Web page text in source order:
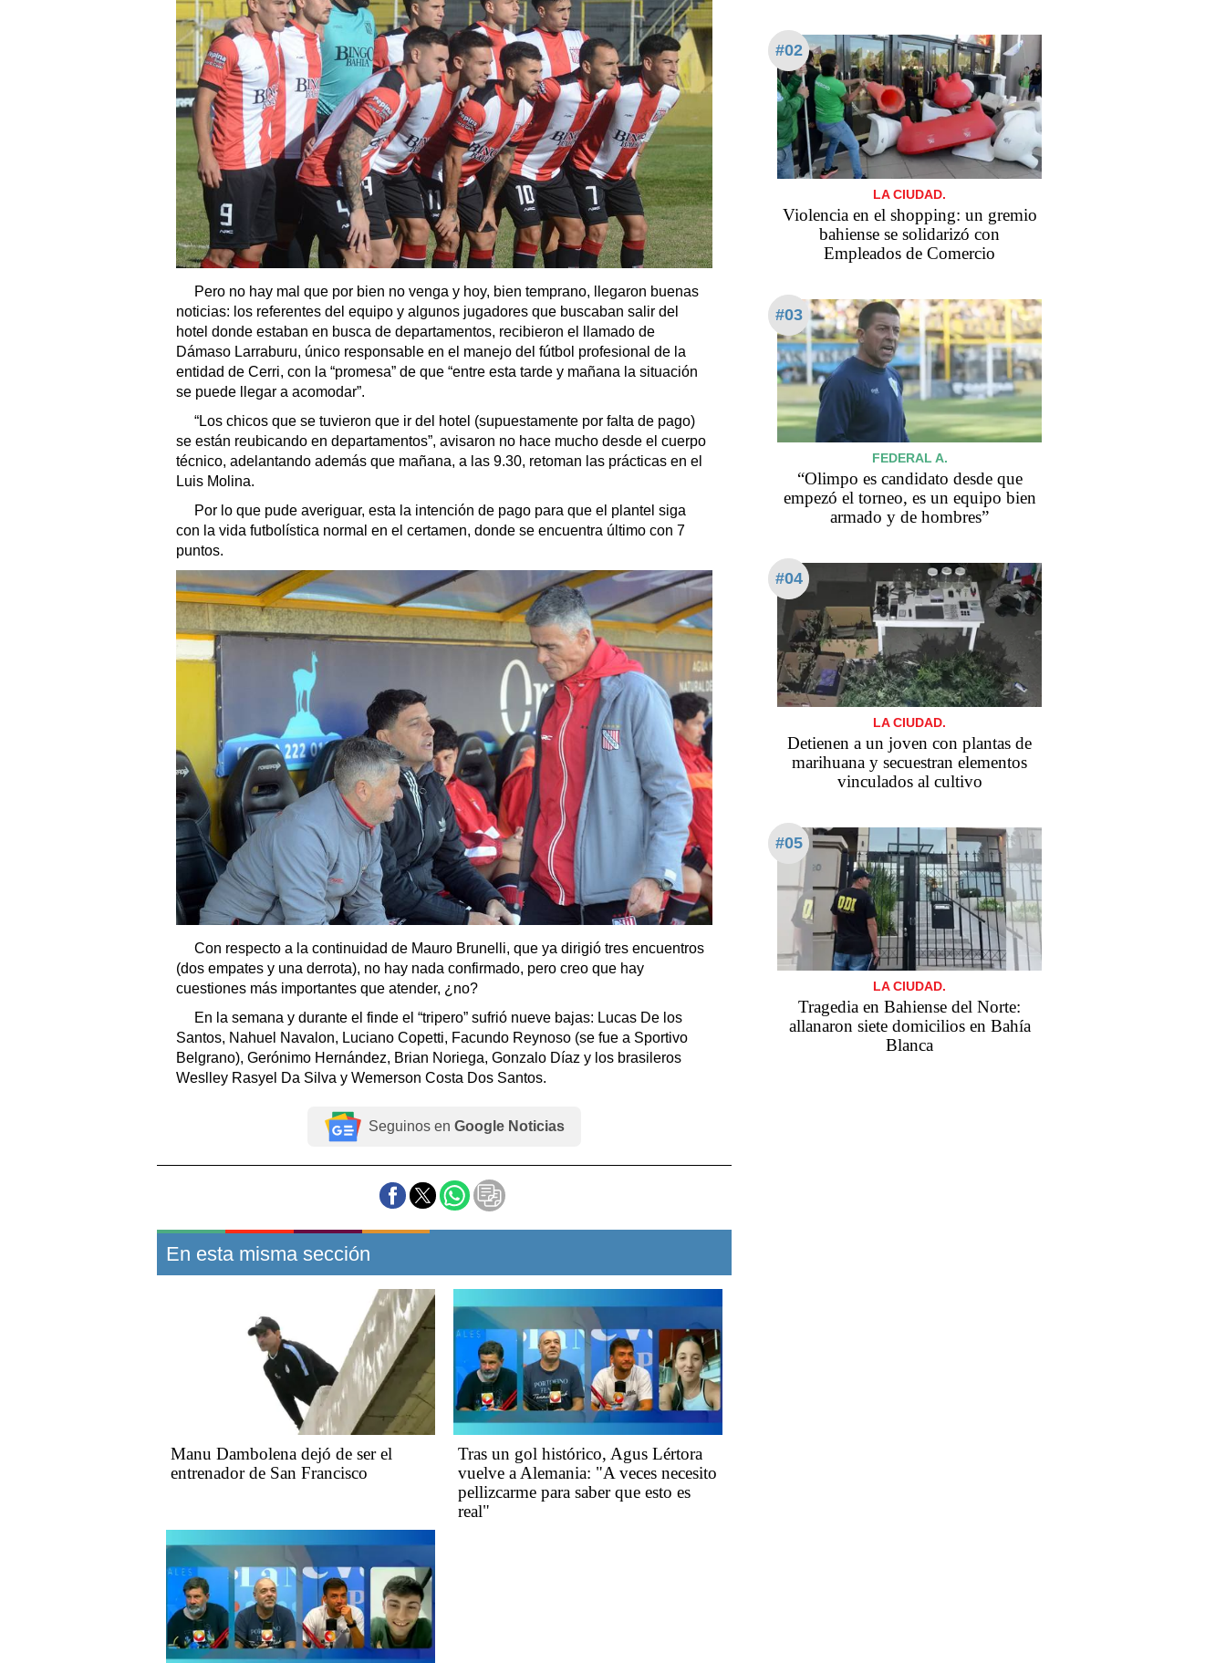
Pero no hay mal que por bien no venga y hoy, bien temprano, llegaron buenas
noticias: los referentes del equipo y algunos jugadores que buscaban salir del
hotel donde estaban en busca de departamentos, recibieron el llamado de
Dámaso Larraburu, único responsable en el manejo del fútbol profesional de la
entidad de Cerri, con la “promesa” de que “entre esta tarde y mañana la situación
se puede llegar a acomodar”.
“Los chicos que se tuvieron que ir del hotel (supuestamente por falta de pago)
se están reubicando en departamentos”, avisaron no hace mucho desde el cuerpo
técnico, adelantando además que mañana, a las 9.30, retoman las prácticas en el
Luis Molina.
Por lo que pude averiguar, esta la intención de pago para que el plantel siga
con la vida futbolística normal en el certamen, donde se encuentra último con 7
puntos.
Con respecto a la continuidad de Mauro Brunelli, que ya dirigió tres encuentros
(dos empates y una derrota), no hay nada confirmado, pero creo que hay
cuestiones más importantes que atender, ¿no?
En la semana y durante el finde el “tripero” sufrió nueve bajas: Lucas De los
Santos, Nahuel Navalon, Luciano Copetti, Facundo Reynoso (se fue a Sportivo
Belgrano), Gerónimo Hernández, Brian Noriega, Gonzalo Díaz y los brasileros
Weslley Rasyel Da Silva y Wemerson Costa Dos Santos.
Seguinos en Google Noticias
En esta misma sección
Manu Dambolena dejó de ser el
entrenador de San Francisco
Tras un gol histórico, Agus Lértora
vuelve a Alemania: "A veces necesito
pellizcarme para saber que esto es
real"
#02
LA CIUDAD.
Violencia en el shopping: un gremio
bahiense se solidarizó con
Empleados de Comercio
#03
FEDERAL A.
“Olimpo es candidato desde que
empezó el torneo, es un equipo bien
armado y de hombres”
#04
LA CIUDAD.
Detienen a un joven con plantas de
marihuana y secuestran elementos
vinculados al cultivo
#05
LA CIUDAD.
Tragedia en Bahiense del Norte:
allanaron siete domicilios en Bahía
Blanca